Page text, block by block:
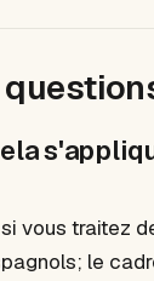
vous traitez
le